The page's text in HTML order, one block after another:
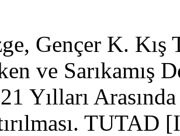
Gençer K.
ve Sarıkamış
Yılları